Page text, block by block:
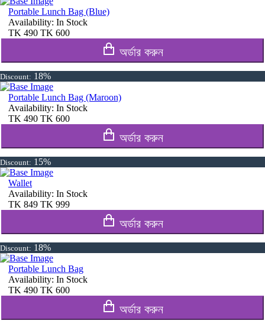
Portable Lunch Bag (Blue)
Availability: In Stock
TK 490 TK 600
অর্ডার করুন
Discount: 18%
Portable Lunch Bag (Maroon)
Availability: In Stock
TK 490 TK 600
অর্ডার করুন
Discount: 15%
Wallet
Availability: In Stock
TK 849 TK 999
অর্ডার করুন
Discount: 18%
Portable Lunch Bag
Availability: In Stock
TK 490 TK 600
অর্ডার করুন